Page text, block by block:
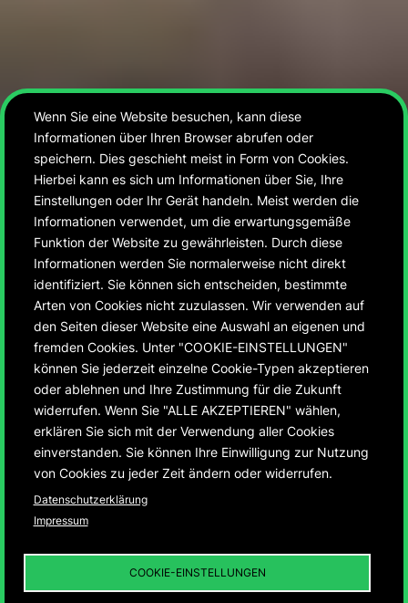
75 Jahre Montbéliard
und Ludwigsburg
Entwicklung der ersten deutsch-französischen
Städtepartnerschaft von 1950 – 2025
DIE „INFRASTRUKTUR
Wenn Sie eine Website besuchen, kann diese
Informationen über Ihren Browser abrufen oder
speichern. Dies geschieht meist in Form von Cookies.
Hierbei kann es sich um Informationen über Sie, Ihre
Einstellungen oder Ihr Gerät handeln. Meist werden die
Informationen verwendet, um die erwartungsgemäße
Funktion der Website zu gewährleisten. Durch diese
Informationen werden Sie normalerweise nicht direkt
identifiziert. Sie können sich entscheiden, bestimmte
Arten von Cookies nicht zuzulassen. Wir verwenden auf
den Seiten dieser Website eine Auswahl an eigenen und
fremden Cookies. Unter "COOKIE-EINSTELLUNGEN"
können Sie jederzeit einzelne Cookie-Typen akzeptieren
oder ablehnen und Ihre Zustimmung für die Zukunft
widerrufen. Wenn Sie "ALLE AKZEPTIEREN" wählen,
erklären Sie sich mit der Verwendung aller Cookies
einverstanden. Sie können Ihre Einwilligung zur Nutzung
von Cookies zu jeder Zeit ändern oder widerrufen.
Datenschutzerklärung
Impressum
COOKIE-EINSTELLUNGEN